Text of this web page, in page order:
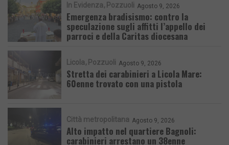
In Evidenza Pozzuoli Agosto 9, 2026
Emergenza bradisismo: contro la
speculazione sugli affitti l’appello dei
parroci e della Caritas diocesana
Licola Pozzuoli Agosto 9, 2026
Stretta dei carabinieri a Licola Mare:
60enne trovato con una pistola
Città metropolitana Agosto 9, 2026
Alto impatto nel quartiere Bagnoli:
carabinieri arrestano un 38enne